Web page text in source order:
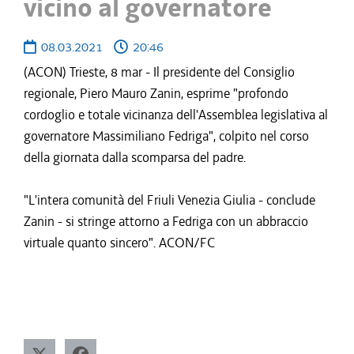
vicino al governatore
08.03.2021
20:46
(ACON) Trieste, 8 mar - Il presidente del Consiglio
regionale, Piero Mauro Zanin, esprime "profondo
cordoglio e totale vicinanza dell'Assemblea legislativa al
governatore Massimiliano Fedriga", colpito nel corso
della giornata dalla scomparsa del padre.
"L'intera comunità del Friuli Venezia Giulia - conclude
Zanin - si stringe attorno a Fedriga con un abbraccio
virtuale quanto sincero". ACON/FC